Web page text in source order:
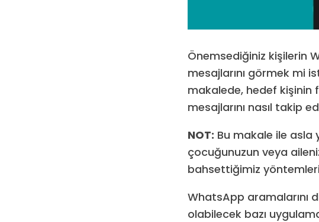
Önemsediğiniz kişilerin
mesajlarını görmek mi
makalede, hedef kişinin
mesajlarını nasıl takip
NOT: Bu makale ile asla
çocuğunuzun veya
bahsettiğimiz
WhatsApp aramalarını
olabilecek bazı